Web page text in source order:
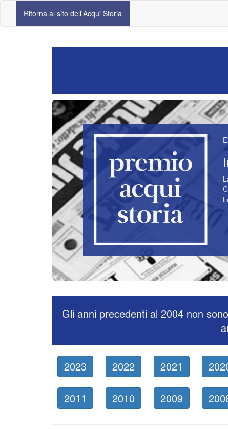
Ritorna al sito dell'Acqui Storia
Gli anni precedenti al 2004 non
2023 2022 2021
2011 2010 2009